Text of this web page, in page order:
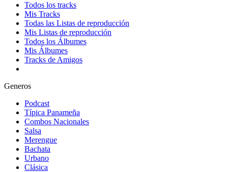
Todos los tracks
Mis Tracks
Todas las Listas de reproducción
Mis Listas de reproducción
Todos los Álbumes
Mis Álbumes
Tracks de Amigos
Generos
Podcast
Típica Panameña
Combos Nacionales
Salsa
Merengue
Bachata
Urbano
Clásica